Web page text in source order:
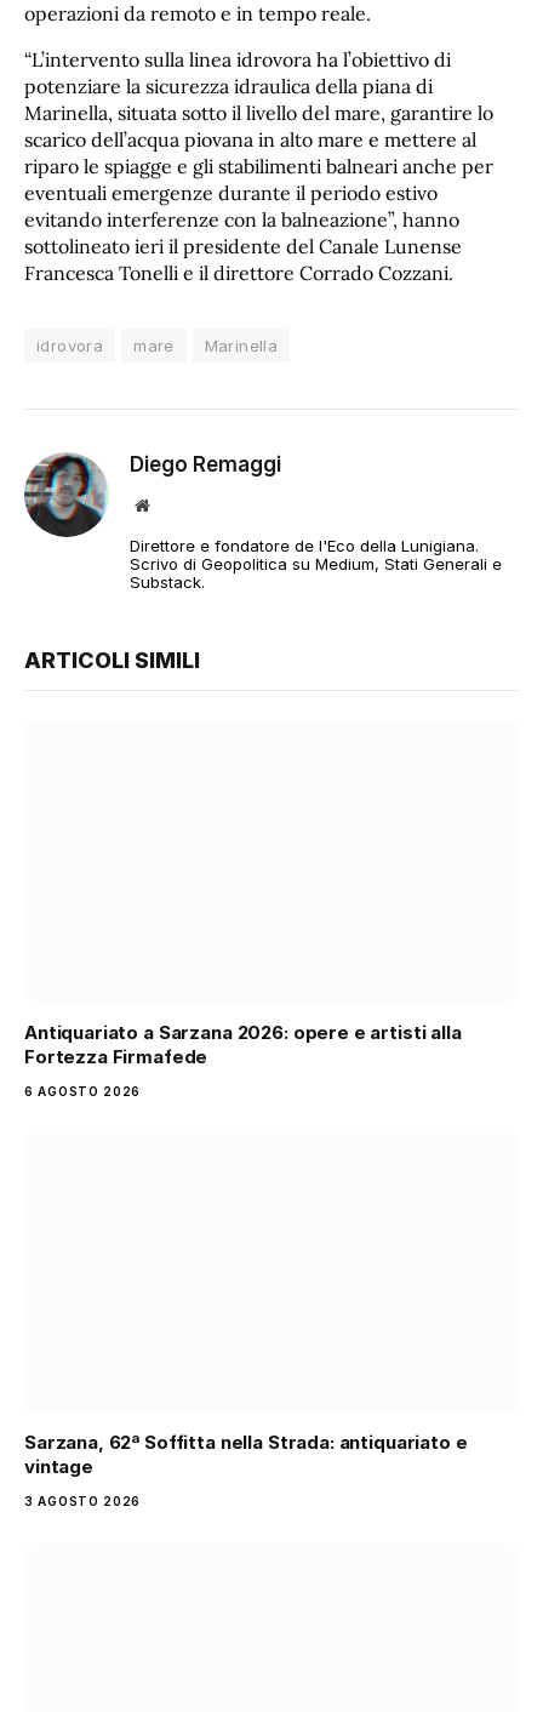
operazioni da remoto e in tempo reale.
“L’intervento sulla linea idrovora ha l’obiettivo di
potenziare la sicurezza idraulica della piana di
Marinella, situata sotto il livello del mare, garantire lo
scarico dell’acqua piovana in alto mare e mettere al
riparo le spiagge e gli stabilimenti balneari anche per
eventuali emergenze durante il periodo estivo
evitando interferenze con la balneazione”, hanno
sottolineato ieri il presidente del Canale Lunense
Francesca Tonelli e il direttore Corrado Cozzani.
idrovora mare Marinella
Diego Remaggi
Sito
Direttore e fondatore de l'Eco della Lunigiana.
Scrivo di Geopolitica su Medium, Stati Generali e
Substack.
ARTICOLI SIMILI
Antiquariato a Sarzana 2026: opere e artisti alla
Fortezza Firmafede
6 AGOSTO 2026
Sarzana, 62ª Soffitta nella Strada: antiquariato e
vintage
3 AGOSTO 2026